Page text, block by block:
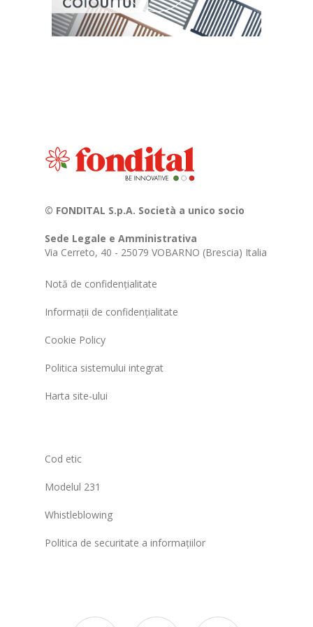
© FONDITAL S.p.A. Società a unico socio
Sede Legale e Amministrativa
Via Cerreto, 40 - 25079 VOBARNO (Brescia) Italia
Notă de confidențialitate
Informații de confidențialitate
Cookie Policy
Politica sistemului integrat
Harta site-ului
Cod etic
Modelul 231
Whistleblowing
Politica de securitate a informațiilor